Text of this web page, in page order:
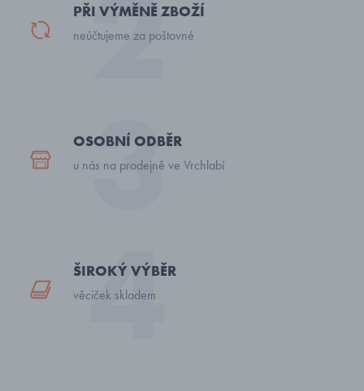
PŘI VÝMĚNĚ ZBOŽÍ
neúčtujeme za poštovné
OSOBNÍ ODBĚR
u nás na prodejně ve Vrchlabí
ŠIROKÝ VÝBĚR
věciček skladem